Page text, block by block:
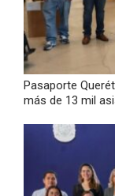
Pasaporte
más de 13 mil